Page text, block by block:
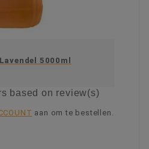
5000ml
based on review(s)
aan om te bestellen.